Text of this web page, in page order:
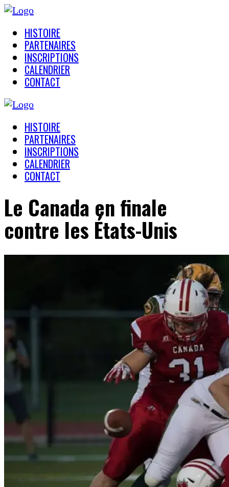
HISTOIRE
PARTENAIRES
INSCRIPTIONS
CALENDRIER
CONTACT
HISTOIRE
PARTENAIRES
INSCRIPTIONS
CALENDRIER
CONTACT
Le Canada en finale
contre les États-Unis